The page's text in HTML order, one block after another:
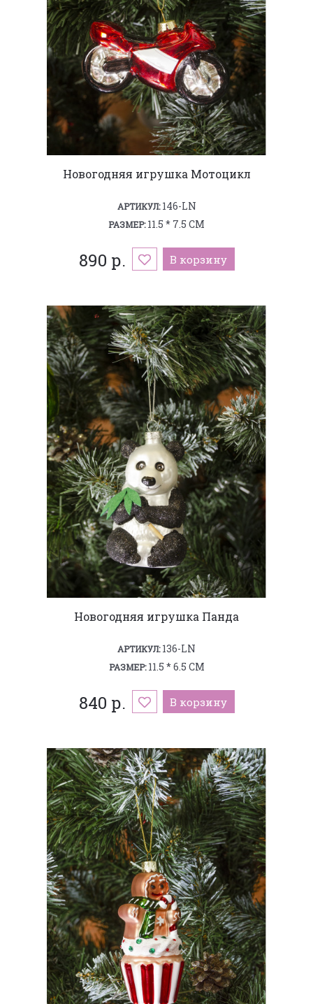
Новогодняя игрушка Мотоцикл
АРТИКУЛ:146-LN
РАЗМЕР:11.5 * 7.5 СМ
890 р. В корзину
Новогодняя игрушка Панда
АРТИКУЛ:136-LN
РАЗМЕР:11.5 * 6.5 СМ
840 р. В корзину